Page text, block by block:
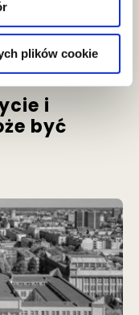
plików cookie
i
być